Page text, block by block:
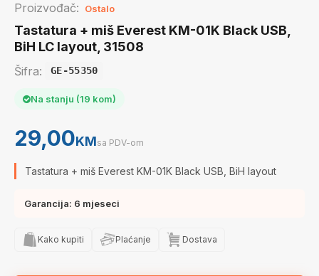
Proizvođač: Ostalo
Tastatura + miš Everest KM-01K Black USB,
BiH LC layout, 31508
Šifra: GE-55350
Na stanju (19 kom)
29,00KMsa PDV-om
Tastatura + miš Everest KM-01K Black USB, BiH layout
Garancija: 6 mjeseci
Kako kupiti Plaćanje Dostava